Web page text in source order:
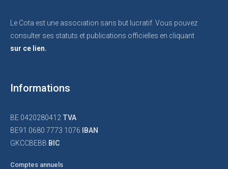
Le Cota est une association sans but lucratif. Vous pouvez
consulter ses statuts et publications officielles en cliquant
sur ce lien.
Informations
BE 0420280412 TVA
BE91 0680 7773 1076
IBAN
GKCCBEBB BIC
Comptes annuels